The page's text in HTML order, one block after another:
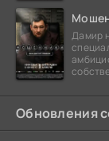
Дамир
Обновления